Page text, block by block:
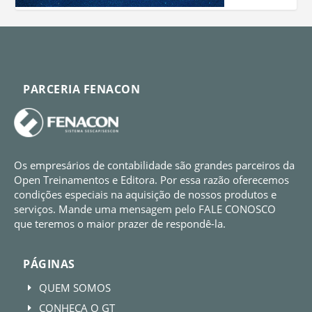
PARCERIA FENACON
Os empresários de contabilidade são grandes parceiros da
Open Treinamentos e Editora. Por essa razão oferecemos
condições especiais na aquisição de nossos produtos e
serviços. Mande uma mensagem pelo FALE CONOSCO
que teremos o maior prazer de respondê-la.
PÁGINAS
E QUEM SOMOS
E CONHEÇA O GT